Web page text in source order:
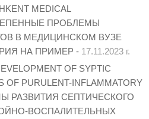
MEDICAL
ПРОБЛЕМЫ
В МЕДИЦИНСКОМ ВУЗЕ
НА ПРИМЕР - 17.11.2023 г.
OF SYPTIC
OF PURULENT-INFLAMMATORY
РАЗВИТИЯ СЕПТИЧЕСКОГО
ВОСПАЛИТЕЛЬНЫХ